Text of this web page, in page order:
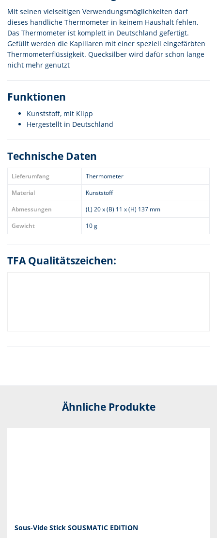
Mit seinen vielseitigen Verwendungsmöglichkeiten darf
dieses handliche Thermometer in keinem Haushalt fehlen.
Das Thermometer ist komplett in Deutschland gefertigt.
Gefüllt werden die Kapillaren mit einer speziell eingefärbten
Thermometerflüssigkeit. Quecksilber wird dafür schon lange
nicht mehr genutzt
Funktionen
Kunststoff, mit Klipp
Hergestellt in Deutschland
Technische Daten
Lieferumfang
Thermometer
Material
Kunststoff
Abmessungen
(L) 20 x (B) 11 x (H) 137 mm
Gewicht
10 g
TFA Qualitätszeichen:
Ähnliche Produkte
Sous-Vide Stick SOUSMATIC EDITION